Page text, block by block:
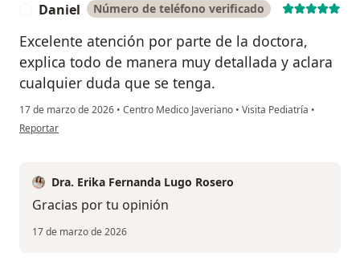
Daniel Número de teléfono verificado
Excelente atención por parte de la doctora,
explica todo de manera muy detallada y aclara
cualquier duda que se tenga.
17 de marzo de 2026 • Centro Medico Javeriano • Visita Pediatría •
en opinión del usuario Daniel
Reportar
Dra. Erika Fernanda Lugo Rosero
Gracias por tu opinión
17 de marzo de 2026